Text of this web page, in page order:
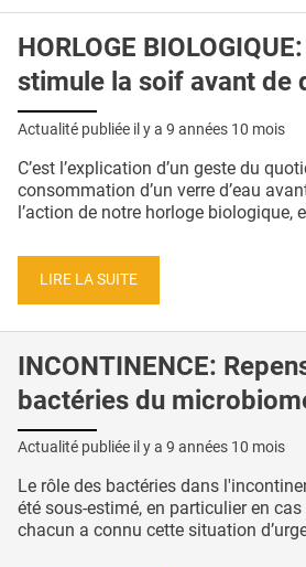
CRÉDITS
HORLOGE
stimule la soif avant de
Actualité publiée il y a 9 années 10 mois
C’est l’explication d’un geste du
consommation d’un verre d’eau
l’action de notre horloge biologique,
LIRE LA SUITE
INCONTINENCE:
bactéries du
Actualité publiée il y a 9 années 10 mois
Le rôle des bactéries dans
été sous-estimé, en particulier en cas
chacun a connu cette situation